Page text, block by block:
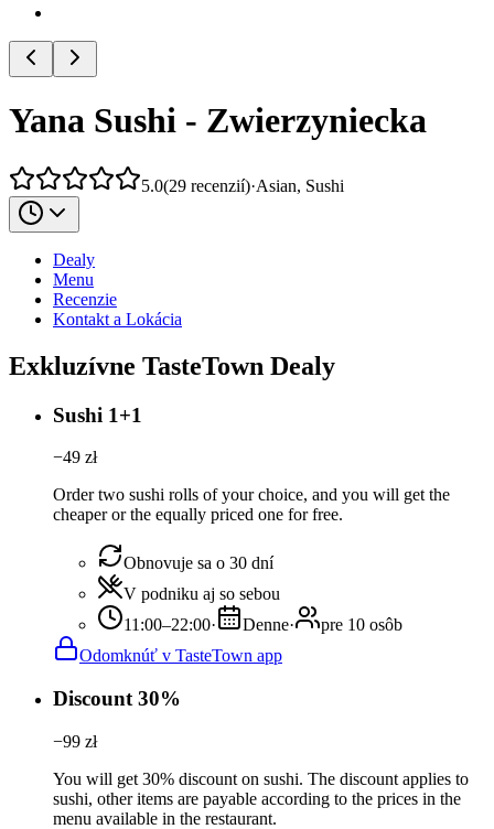
Yana Sushi - Zwierzyniecka
5.0(29 recenzií)·Asian, Sushi
Dealy
Menu
Recenzie
Kontakt a Lokácia
Exkluzívne TasteTown Dealy
Sushi 1+1
−49 zł
Order two sushi rolls of your choice, and you will get the
cheaper or the equally priced one for free.
Obnovuje sa o 30 dní
V podniku aj so sebou
11:00–22:00· Denne·
pre 10 osôb
Odomknúť v TasteTown app
Discount 30%
−99 zł
You will get 30% discount on sushi. The discount applies to
sushi, other items are payable according to the prices in the
menu available in the restaurant.